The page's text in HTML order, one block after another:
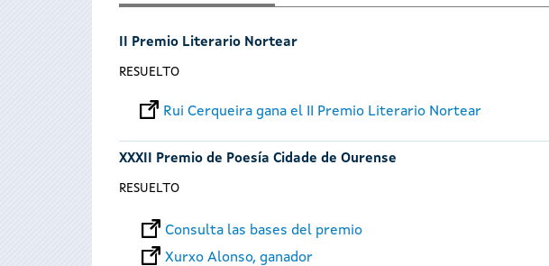
aquí
II Premio Literario Nortear
RESUELTO
Rui Cerqueira gana el II Premio Literario Nortear
XXXII Premio de Poesía Cidade de Ourense
RESUELTO
Consulta las bases del premio
Xurxo Alonso, ganador